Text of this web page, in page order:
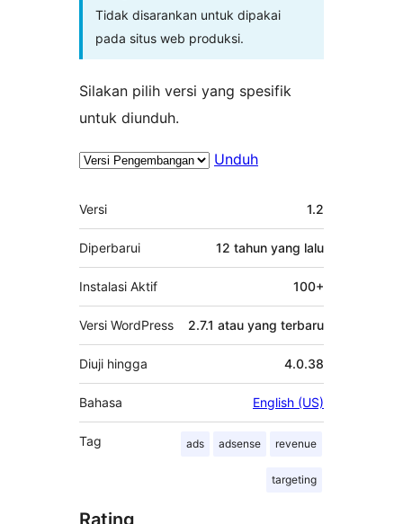
Tidak disarankan untuk dipakai
pada situs web produksi.
Silakan pilih versi yang spesifik
untuk diunduh.
Unduh
Meta
Versi 1.2
Diperbarui 12 tahun yang lalu
Instalasi Aktif 100+
Versi WordPress 2.7.1 atau yang terbaru
Diuji hingga 4.0.38
Bahasa English (US)
Tag ads adsense revenue
targeting
Rating